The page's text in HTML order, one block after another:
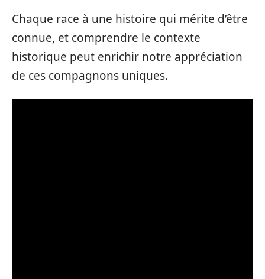
Chaque race à une histoire qui mérite d’être
connue, et comprendre le contexte
historique peut enrichir notre appréciation
de ces compagnons uniques.